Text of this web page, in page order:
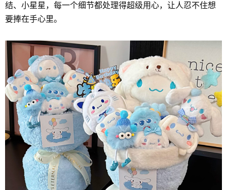
结、小星星，每一个细节都处理得超级用心，让人忍不住想
要捧在手心里。